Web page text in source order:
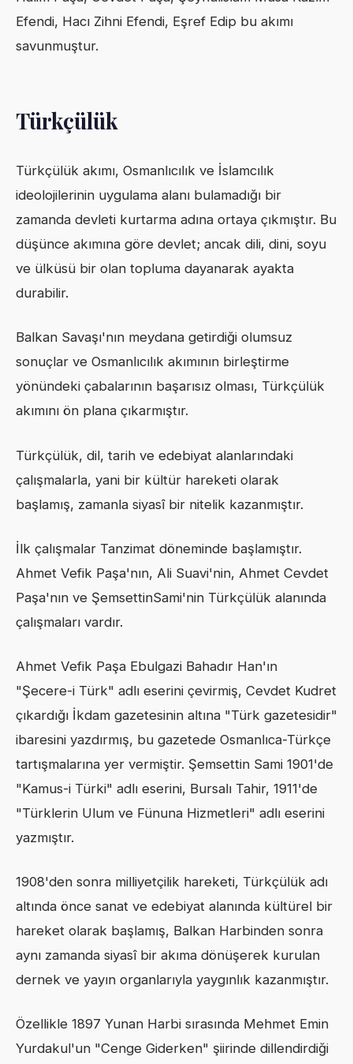
Efendi, Hacı Zihni Efendi, Eşref Edip bu akımı
savunmuştur.
Türkçülük
Türkçülük akımı, Osmanlıcılık ve İslamcılık
ideolojilerinin uygulama alanı bulamadığı bir
zamanda devleti kurtarma adına ortaya çıkmıştır. Bu
düşünce akımına göre devlet; ancak dili, dini, soyu
ve ülküsü bir olan topluma dayanarak ayakta
durabilir.
Balkan Savaşı'nın meydana getirdiği olumsuz
sonuçlar ve Osmanlıcılık akımının birleştirme
yönündeki çabalarının başarısız olması, Türkçülük
akımını ön plana çıkarmıştır.
Türkçülük, dil, tarih ve edebiyat alanlarındaki
çalışmalarla, yani bir kültür hareketi olarak
başlamış, zamanla siyasî bir nitelik kazanmıştır.
İlk çalışmalar Tanzimat döneminde başlamıştır.
Ahmet Vefik Paşa'nın, Ali Suavi'nin, Ahmet Cevdet
Paşa'nın ve ŞemsettinSami'nin Türkçülük alanında
çalışmaları vardır.
Ahmet Vefik Paşa Ebulgazi Bahadır Han'ın
"Şecere-i Türk" adlı eserini çevirmiş, Cevdet Kudret
çıkardığı İkdam gazetesinin altına "Türk gazetesidir"
ibaresini yazdırmış, bu gazetede Osmanlıca-Türkçe
tartışmalarına yer vermiştir. Şemsettin Sami 1901'de
"Kamus-i Türki" adlı eserini, Bursalı Tahir, 1911'de
"Türklerin Ulum ve Fünuna Hizmetleri" adlı eserini
yazmıştır.
1908'den sonra milliyetçilik hareketi, Türkçülük adı
altında önce sanat ve edebiyat alanında kültürel bir
hareket olarak başlamış, Balkan Harbinden sonra
aynı zamanda siyasî bir akıma dönüşerek kurulan
dernek ve yayın organlarıyla yaygınlık kazanmıştır.
Özellikle 1897 Yunan Harbi sırasında Mehmet Emin
Yurdakul'un "Cenge Giderken" şiirinde dillendirdiği